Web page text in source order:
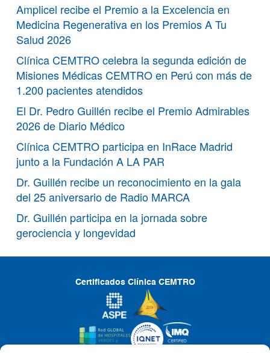
Amplicel recibe el Premio a la Excelencia en
Medicina Regenerativa en los Premios A Tu
Salud 2026
Clínica CEMTRO celebra la segunda edición de
Misiones Médicas CEMTRO en Perú con más de
1.200 pacientes atendidos
El Dr. Pedro Guillén recibe el Premio Admirables
2026 de Diario Médico
Clínica CEMTRO participa en InRace Madrid
junto a la Fundación A LA PAR
Dr. Guillén recibe un reconocimiento en la gala
del 25 aniversario de Radio MARCA
Dr. Guillén participa en la jornada sobre
gerociencia y longevidad
Certificados Clínica CEMTRO